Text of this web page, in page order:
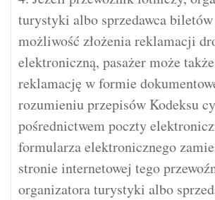
turystyki albo sprzedawca
możliwość złożenia reklamacji
elektroniczną, pasażer może
reklamację w formie
rozumieniu przepisów Kodeksu
pośrednictwem poczty
formularza elektronicznego
stronie internetowej tego
organizatora turystyki albo